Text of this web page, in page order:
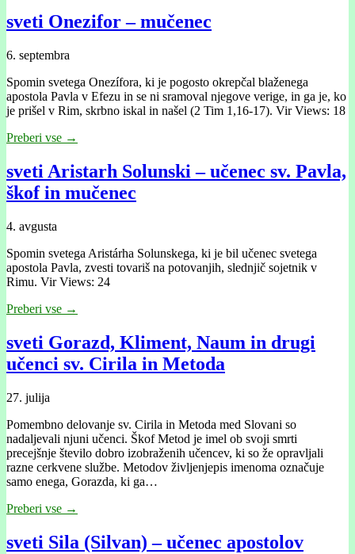
sveti Onezifor – mučenec
6. septembra
Spomin svetega Onezífora, ki je pogosto okrepčal blaženega
apostola Pavla v Efezu in se ni sramoval njegove verige, in ga je, ko
je prišel v Rim, skrbno iskal in našel (2 Tim 1,16-17). Vir Views: 18
Preberi vse →
sveti Aristarh Solunski – učenec sv. Pavla,
škof in mučenec
4. avgusta
Spomin svetega Aristárha Solunskega, ki je bil učenec svetega
apostola Pavla, zvesti tovariš na potovanjih, slednjič sojetnik v
Rimu. Vir Views: 24
Preberi vse →
sveti Gorazd, Kliment, Naum in drugi
učenci sv. Cirila in Metoda
27. julija
Pomembno delovanje sv. Cirila in Metoda med Slovani so
nadaljevali njuni učenci. Škof Metod je imel ob svoji smrti
precejšnje število dobro izobraženih učencev, ki so že opravljali
razne cerkvene službe. Metodov življenjepis imenoma označuje
samo enega, Gorazda, ki ga…
Preberi vse →
sveti Sila (Silvan) – učenec apostolov